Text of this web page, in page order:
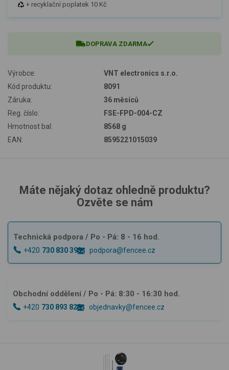
+ recyklační poplatek 10 Kč
DOPRAVA ZDARMA
Výrobce:
VNT electronics s.r.o.
Kód produktu:
8091
Záruka:
36 měsíců
Reg. číslo:
FSE-FPD-004-CZ
Hmotnost bal:
8568 g
EAN:
8595221015039
Máte nějaký dotaz ohledně produktu?
Ozvěte se nám
Technická podpora / Po - Pá: 8 - 16 hod.
+420 730 830 393 podpora@fencee.cz
Obchodní oddělení / Po - Pá: 8:30 - 16:30 hod.
+420 730 893 828 objednavky@fencee.cz